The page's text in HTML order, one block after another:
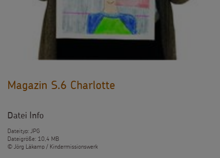
Magazin S.6 Charlotte
Datei Info
Dateityp: JPG
Dateigröße: 10,4 MB
© Jörg Läkamp / Kindermissionswerk